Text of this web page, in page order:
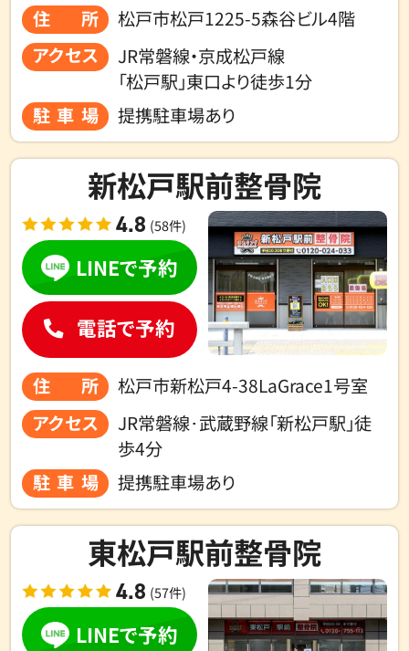
住所
松戸市松戸1225-5森谷ビル4階
アクセス
JR常磐線・京成松戸線
「松戸駅」東口より徒歩1分
駐車場
提携駐車場あり
新松戸駅前整骨院
4.8 (58件)
住所
松戸市新松戸4-38LaGrace1号室
アクセス
JR常磐線･武蔵野線「新松戸駅」徒
歩4分
駐車場
提携駐車場あり
LINEで予約
電話で予約
東松戸駅前整骨院
4.8 (57件)
LINEで予約